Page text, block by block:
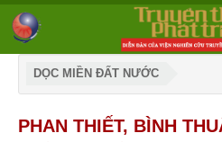
DỌC MIỀN ĐẤT NƯỚC
PHAN THIẾT, BÌNH